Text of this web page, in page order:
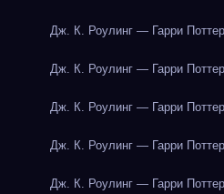
Дж. К. Роулинг — Гарри
Дж. К. Роулинг — Гарри
Дж. К. Роулинг — Гарри
Дж. К. Роулинг — Гарри
Дж. К. Роулинг — Гарри